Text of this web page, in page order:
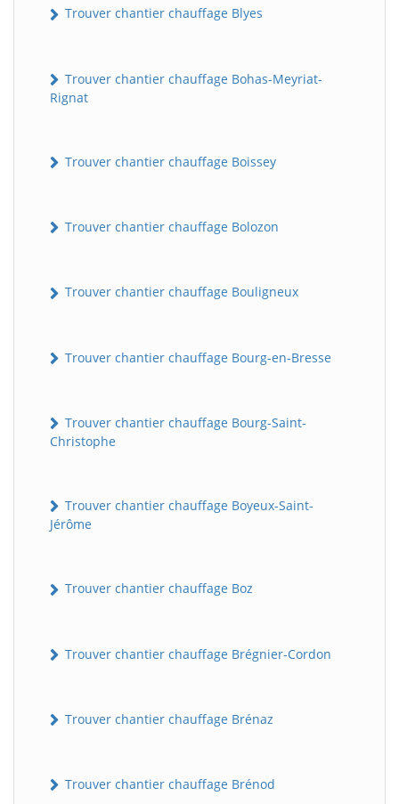
Trouver chantier chauffage Blyes
Trouver chantier chauffage Bohas-Meyriat-
Rignat
Trouver chantier chauffage Boissey
Trouver chantier chauffage Bolozon
Trouver chantier chauffage Bouligneux
Trouver chantier chauffage Bourg-en-Bresse
Trouver chantier chauffage Bourg-Saint-
Christophe
Trouver chantier chauffage Boyeux-Saint-
Jérôme
Trouver chantier chauffage Boz
Trouver chantier chauffage Brégnier-Cordon
Trouver chantier chauffage Brénaz
Trouver chantier chauffage Brénod